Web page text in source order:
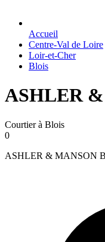
Accueil
Centre-Val de Loire
Loir-et-Cher
Blois
ASHLER
Courtier à Blois
0
ASHLER & MANSON